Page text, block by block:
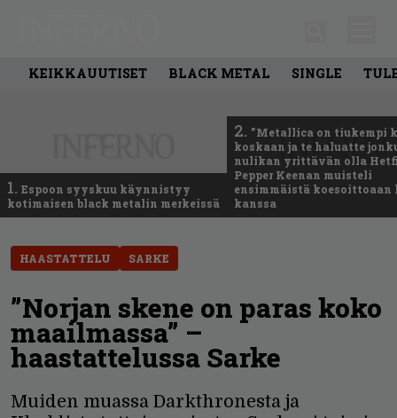
KEIKKAUUTISET BLACK METAL SINGLE
1. Espoon syyskuu käynnistyy
kotimaisen black metalin merkeissä
2. ”Metallica on tiukempi
koskaan ja te haluatte
nulikan yrittävän olla
Pepper Keenan muisteli
ensimmäistä
kanssa
HAASTATTELU SARKE
”Norjan skene on paras koko
maailmassa” –
haastattelussa Sarke
Muiden muassa Darkthronesta ja